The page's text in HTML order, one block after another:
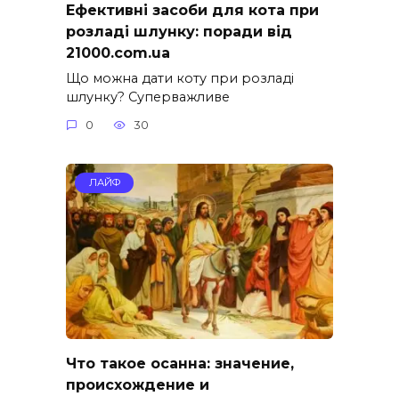
Ефективні засоби для кота при
розладі шлунку: поради від
21000.com.ua
Що можна дати коту при розладі
шлунку? Суперважливе
0 30
ЛАЙФ
Что такое осанна: значение,
происхождение и